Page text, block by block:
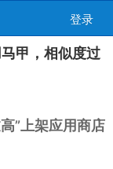
登录
甲，相似度过
”上架应用商店